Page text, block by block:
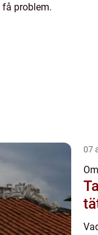
problem.
07